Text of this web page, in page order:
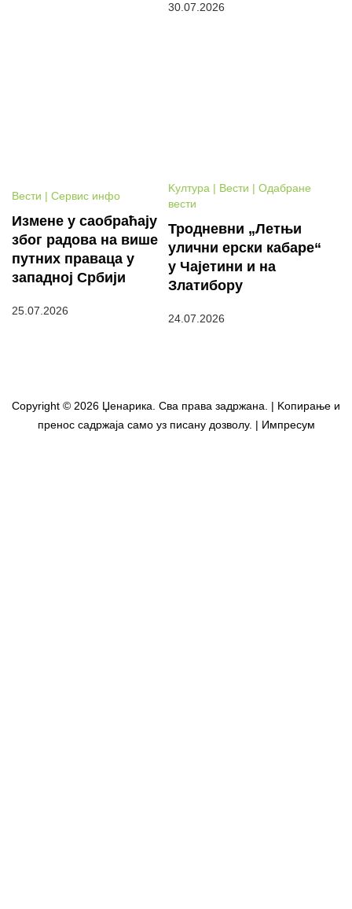
30.07.2026
Вести | Сервис инфо
Измене у саобраћају
због радова на више
путних праваца у
западној Србији
25.07.2026
Kултура | Вести | Одабране
вести
Тродневни „Летњи
улични ерски кабаре“
у Чајетини и на
Златибору
24.07.2026
Copyright © 2026 Џенарика. Сва права задржана. | Kопирање и
пренос садржаја само уз писану дозволу. | Импресум